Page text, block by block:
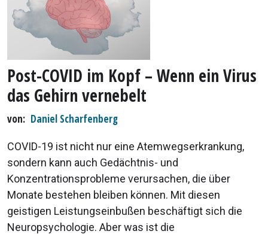
Post-COVID im Kopf – Wenn ein Virus
das Gehirn vernebelt
von Daniel Scharfenberg
COVID-19 ist nicht nur eine Atemwegserkrankung,
sondern kann auch Gedächtnis- und
Konzentrationsprobleme verursachen, die über
Monate bestehen bleiben können. Mit diesen
geistigen Leistungseinbußen beschäftigt sich die
Neuropsychologie. Aber was ist die